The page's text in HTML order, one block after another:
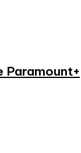
Paramount+